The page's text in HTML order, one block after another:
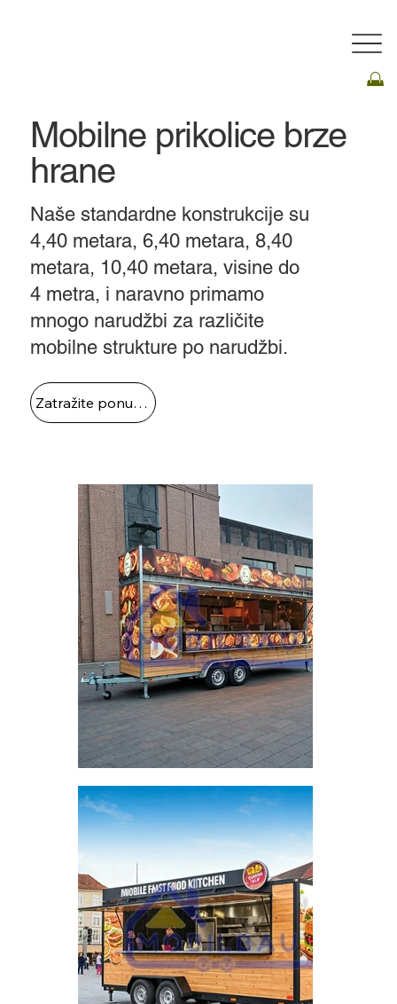
​Naše standardne konstrukcije su
4,40 metara, 6,40 metara, 8,40
metara, 10,40 metara, visine do
4 metra, i naravno primamo
mnogo narudžbi za različite
mobilne strukture po narudžbi.
Mobilne prikolice brze
hrane
Zatražite ponudu